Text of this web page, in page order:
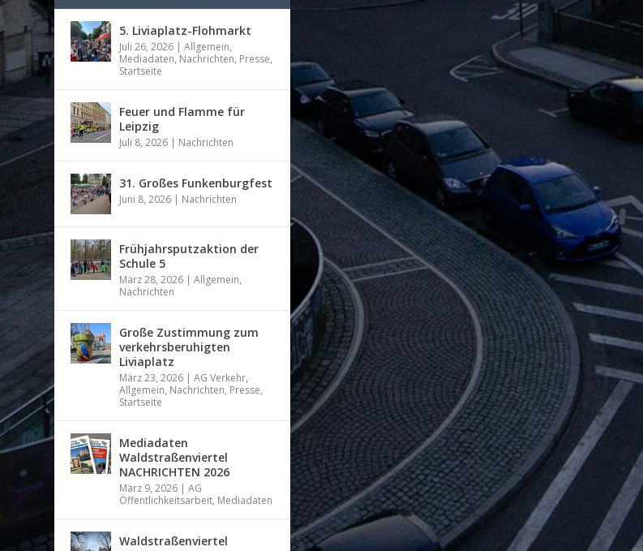
5. Liviaplatz-Flohmarkt
Juli 26, 2026 |Allgemein,
Mediadaten, Nachrichten, Presse,
Startseite
Feuer und Flamme für
Leipzig
Juli 8, 2026 | Nachrichten
31. Großes Funkenburgfest
Juni 8, 2026 | Nachrichten
Frühjahrsputzaktion der
Schule 5
März 28, 2026 |Allgemein,
Nachrichten
Große Zustimmung zum
verkehrsberuhigten
Liviaplatz
März 23, 2026 |AG Verkehr,
Allgemein, Nachrichten, Presse,
Startseite
Mediadaten
Waldstraßenviertel
NACHRICHTEN 2026
März 9, 2026 |AG
Öffentlichkeitsarbeit, Mediadaten
Waldstraßenviertel